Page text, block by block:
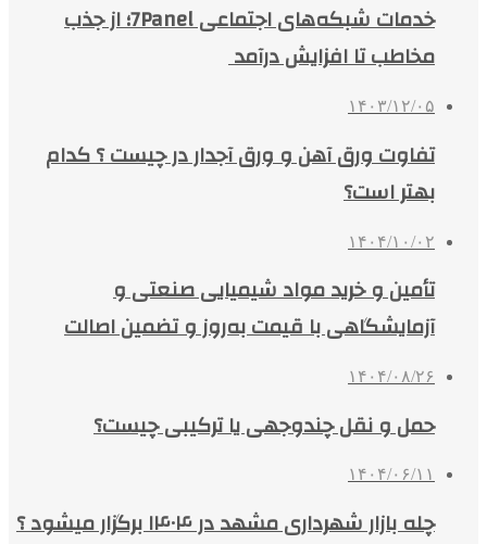
خدمات شبکه‌های اجتماعی 7Panel؛ از جذب
مخاطب تا افزایش درآمد
۱۴۰۳/۱۲/۰۵
تفاوت ورق آهن و ورق آجدار در چیست ؟ کدام
بهتر است؟
۱۴۰۴/۱۰/۰۲
تأمین و خرید مواد شیمیایی صنعتی و
آزمایشگاهی با قیمت به‌روز و تضمین اصالت
۱۴۰۴/۰۸/۲۶
حمل و نقل چندوجهی یا ترکیبی چیست؟
۱۴۰۴/۰۶/۱۱
چله بازار شهرداری مشهد در ۱۴۰۴ برگزار میشود ؟